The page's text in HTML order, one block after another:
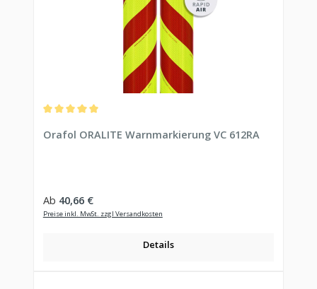
Orafol ORALITE Warnmarkierung VC 612RA
Regulärer Preis:
Ab 40,66 €
Preise inkl. MwSt. zzgl Versandkosten
Details